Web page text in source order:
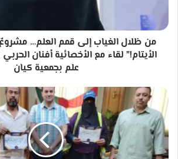
رسم
مصير
الأيتام!"
الأخصائية
أفنان
الحربي
مسؤولة
مشروع
علم
من ظلال الغياب إلى قمم العلم…
الأيتام!" لقاء مع الأخصائية أفنان
علم بجمعية كيان
رئيس
مدينة
البدرشين
أ٠
بشير
العقباوى..